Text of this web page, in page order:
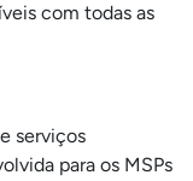
com todas as
serviços
para os MSPs